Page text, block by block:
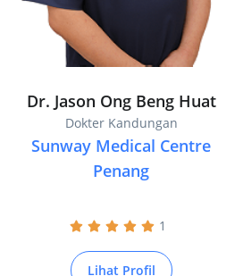
Dr. Jason Ong Beng Huat
Dokter Kandungan
Sunway Medical Centre
Penang
1
Lihat Profil